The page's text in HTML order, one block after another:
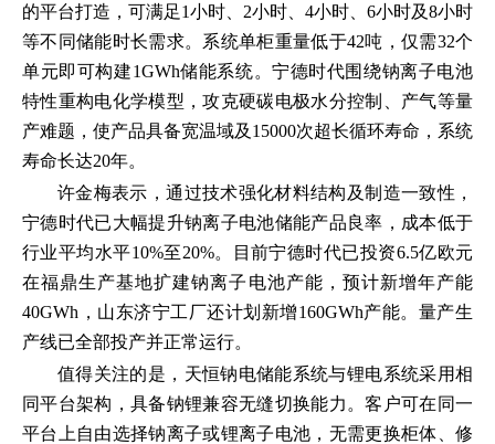
的平台打造，可满足1小时、2小时、4小时、6小时及8小时
等不同储能时长需求。系统单柜重量低于42吨，仅需32个
单元即可构建1GWh储能系统。宁德时代围绕钠离子电池
特性重构电化学模型，攻克硬碳电极水分控制、产气等量
产难题，使产品具备宽温域及15000次超长循环寿命，系统
寿命长达20年。
许金梅表示，通过技术强化材料结构及制造一致性，
宁德时代已大幅提升钠离子电池储能产品良率，成本低于
行业平均水平10%至20%。目前宁德时代已投资6.5亿欧元
在福鼎生产基地扩建钠离子电池产能，预计新增年产能
40GWh，山东济宁工厂还计划新增160GWh产能。量产生
产线已全部投产并正常运行。
值得关注的是，天恒钠电储能系统与锂电系统采用相
同平台架构，具备钠锂兼容无缝切换能力。客户可在同一
平台上自由选择钠离子或锂离子电池，无需更换柜体、修